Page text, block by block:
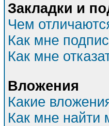
Закладки и
Чем
Как мне
Как мне
Вложения
Какие
Как мне найти